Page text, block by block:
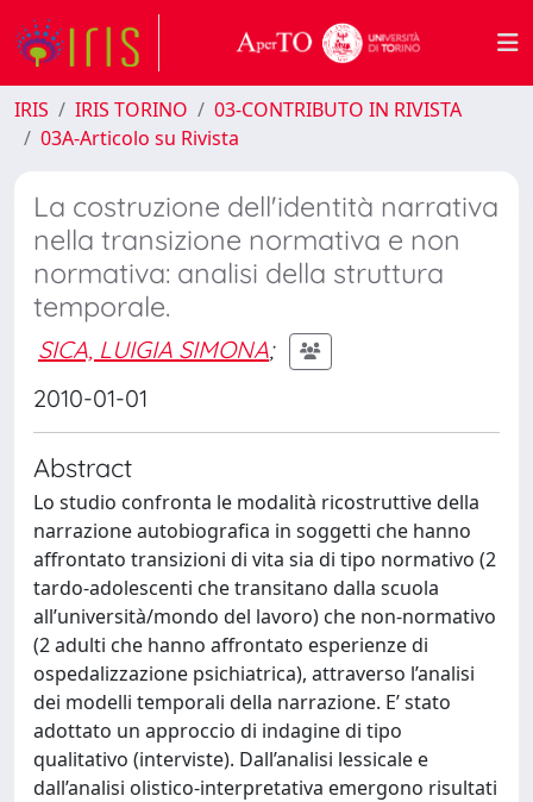
IRIS IRIS TORINO
03-CONTRIBUTO IN RIVISTA
03A-Articolo su Rivista
La costruzione dell'identità narrativa
nella transizione normativa e non
normativa: analisi della struttura
temporale.
SICA, LUIGIA SIMONA;
2010-01-01
Abstract
Lo studio confronta le modalità ricostruttive della
narrazione autobiografica in soggetti che hanno
affrontato transizioni di vita sia di tipo normativo (2
tardo-adolescenti che transitano dalla scuola
all’università/mondo del lavoro) che non-normativo
(2 adulti che hanno affrontato esperienze di
ospedalizzazione psichiatrica), attraverso l’analisi
dei modelli temporali della narrazione. E’ stato
adottato un approccio di indagine di tipo
qualitativo (interviste). Dall’analisi lessicale e
dall’analisi olistico-interpretativa emergono risultati